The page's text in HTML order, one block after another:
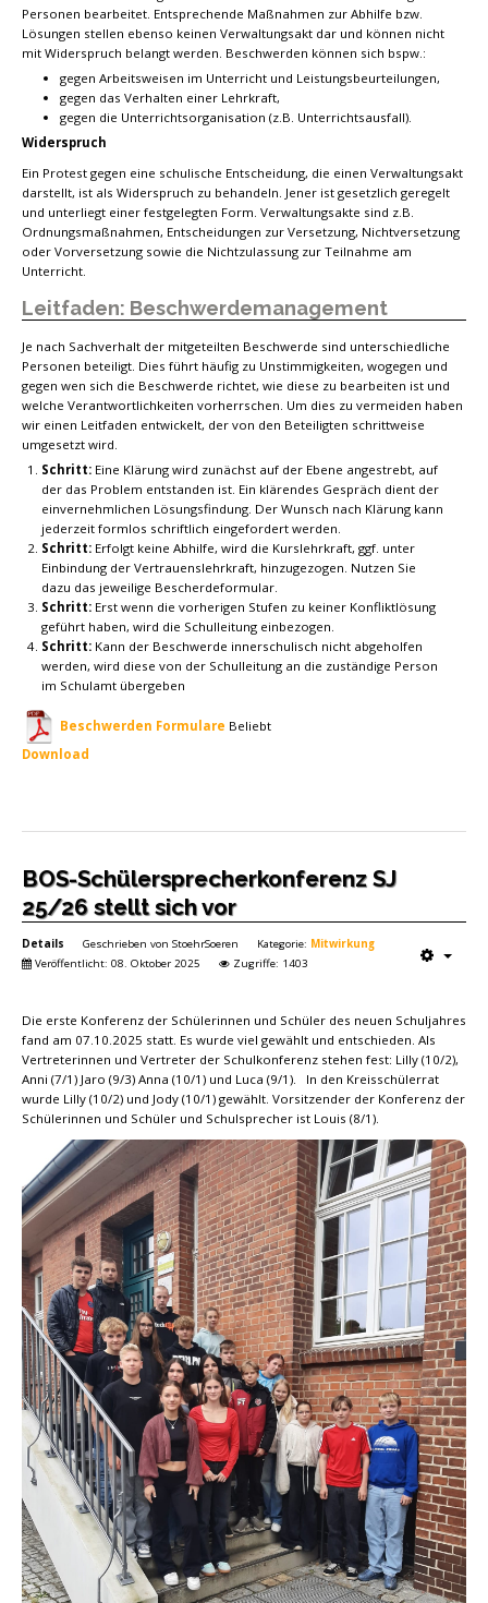
Personen bearbeitet. Entsprechende Maßnahmen zur Abhilfe bzw.
Lösungen stellen ebenso keinen Verwaltungsakt dar und können nicht
mit Widerspruch belangt werden. Beschwerden können sich bspw.:
gegen Arbeitsweisen im Unterricht und Leistungsbeurteilungen,
gegen das Verhalten einer Lehrkraft,
gegen die Unterrichtsorganisation (z.B. Unterrichtsausfall).
Widerspruch
Ein Protest gegen eine schulische Entscheidung, die einen Verwaltungsakt
darstellt, ist als Widerspruch zu behandeln. Jener ist gesetzlich geregelt
und unterliegt einer festgelegten Form. Verwaltungsakte sind z.B.
Ordnungsmaßnahmen, Entscheidungen zur Versetzung, Nichtversetzung
oder Vorversetzung sowie die Nichtzulassung zur Teilnahme am
Unterricht.
Leitfaden: Beschwerdemanagement
Je nach Sachverhalt der mitgeteilten Beschwerde sind unterschiedliche
Personen beteiligt. Dies führt häufig zu Unstimmigkeiten, wogegen und
gegen wen sich die Beschwerde richtet, wie diese zu bearbeiten ist und
welche Verantwortlichkeiten vorherrschen. Um dies zu vermeiden haben
wir einen Leitfaden entwickelt, der von den Beteiligten schrittweise
umgesetzt wird.
Schritt: Eine Klärung wird zunächst auf der Ebene angestrebt, auf
der das Problem entstanden ist. Ein klärendes Gespräch dient der
einvernehmlichen Lösungsfindung. Der Wunsch nach Klärung kann
jederzeit formlos schriftlich eingefordert werden.
Schritt: Erfolgt keine Abhilfe, wird die Kurslehrkraft, ggf. unter
Einbindung der Vertrauenslehrkraft, hinzugezogen. Nutzen Sie
dazu das jeweilige Bescherdeformular.
Schritt: Erst wenn die vorherigen Stufen zu keiner Konfliktlösung
geführt haben, wird die Schulleitung einbezogen.
Schritt: Kann der Beschwerde innerschulisch nicht abgeholfen
werden, wird diese von der Schulleitung an die zuständige Person
im Schulamt übergeben
Beschwerden Formulare Beliebt
Download
BOS-Schülersprecherkonferenz SJ
25/26 stellt sich vor
Details Geschrieben von StoehrSoeren Kategorie: Mitwirkung
Veröffentlicht: 08. Oktober 2025
Zugriffe: 1403
Die erste Konferenz der Schülerinnen und Schüler des neuen Schuljahres
fand am 07.10.2025 statt. Es wurde viel gewählt und entschieden. Als
Vertreterinnen und Vertreter der Schulkonferenz stehen fest: Lilly (10/2),
Anni (7/1) Jaro (9/3) Anna (10/1) und Luca (9/1). In den Kreisschülerrat
wurde Lilly (10/2) und Jody (10/1) gewählt. Vorsitzender der Konferenz der
Schülerinnen und Schüler und Schulsprecher ist Louis (8/1).